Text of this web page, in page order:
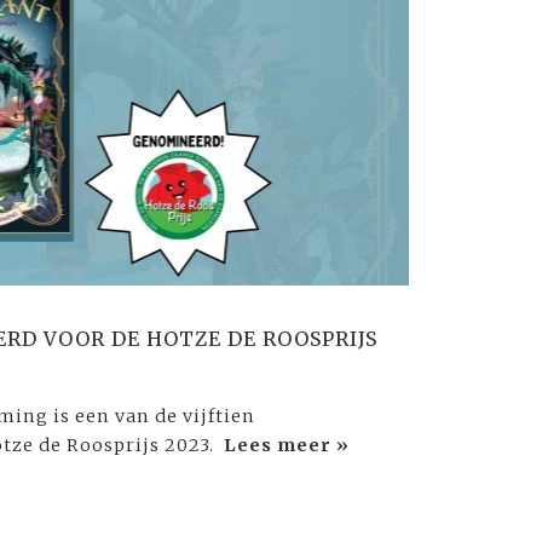
VOOR DE HOTZE DE ROOSPRIJS
is een van de vijftien
de Roosprijs 2023. Lees meer »